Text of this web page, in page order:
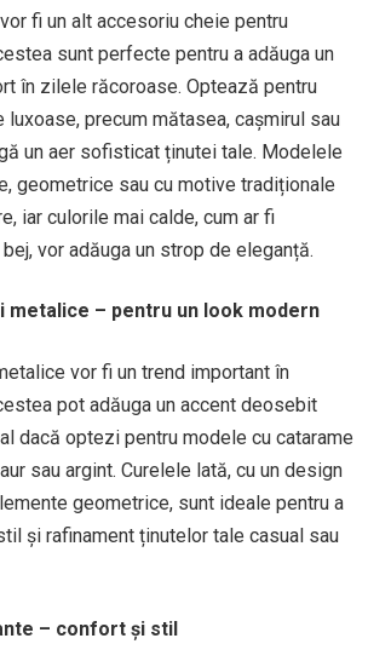
fi un alt accesoriu cheie pentru
sunt perfecte pentru a adăuga un
în zilele răcoroase. Optează pentru
precum mătasea, cașmirul sau
un aer sofisticat ținutei tale. Modelele
geometrice sau cu motive tradiționale
iar culorile mai calde, cum ar fi
vor adăuga un strop de eleganță.
metalice – pentru un look modern
vor fi un trend important în
pot adăuga un accent deosebit
dacă optezi pentru modele cu catarame
sau argint. Curelele lată, cu un design
geometrice, sunt ideale pentru a
și rafinament ținutelor tale casual sau
– confort și stil